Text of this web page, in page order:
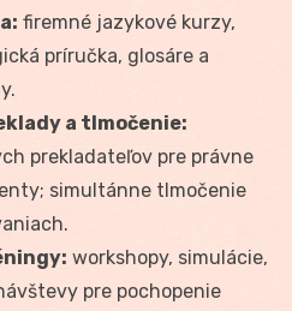
firemné jazykové kurzy,
príručka, glosáre a
a tlmočenie:
prekladateľov pre právne
simultánne tlmočenie
workshopy, simulácie,
pre pochopenie